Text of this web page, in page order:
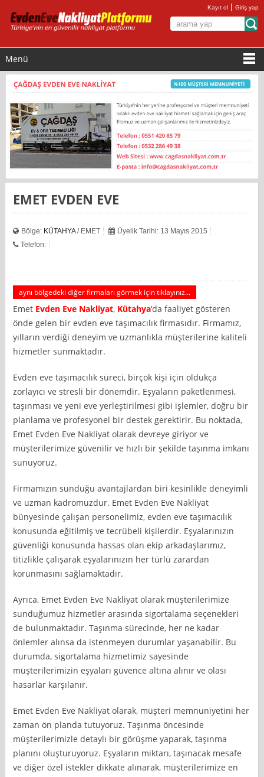
Kayıt ol |Giriş yap
Menü
EMET EVDEN EVE
Bölge: KÜTAHYA/ EMET
Üyelik Tarihi: 13 Mayıs 2015
Telefon:
aynı bölgedeki diğer firmaları görmek için tıklayınız...
Emet Evden Eve Nakliyat, Kütahya‘da faaliyet gösteren
önde gelen bir evden eve taşımacılık firmasıdır. Firmamız,
yılların verdiği deneyim ve uzmanlıkla müşterilerine kaliteli
hizmetler sunmaktadır.
Evden eve taşımacılık süreci, birçok kişi için oldukça
zorlayıcı ve stresli bir dönemdir. Eşyaların paketlenmesi,
taşınması ve yeni eve yerleştirilmesi gibi işlemler, doğru bir
planlama ve profesyonel bir destek gerektirir. Bu noktada,
Emet Evden Eve Nakliyat olarak devreye giriyor ve
müşterilerimize güvenilir ve hızlı bir şekilde taşınma imkanı
sunuyoruz.
Firmamızın sunduğu avantajlardan biri kesinlikle deneyimli
ve uzman kadromuzdur. Emet Evden Eve Nakliyat
bünyesinde çalışan personelimiz, evden eve taşımacılık
konusunda eğitilmiş ve tecrübeli kişilerdir. Eşyalarınızın
güvenliği konusunda hassas olan ekip arkadaşlarımız,
titizlikle çalışarak eşyalarınızın her türlü zarardan
korunmasını sağlamaktadır.
Ayrıca, Emet Evden Eve Nakliyat olarak müşterilerimize
sunduğumuz hizmetler arasında sigortalama seçenekleri
de bulunmaktadır. Taşınma sürecinde, her ne kadar
önlemler alınsa da istenmeyen durumlar yaşanabilir. Bu
durumda, sigortalama hizmetimiz sayesinde
müşterilerimizin eşyaları güvence altına alınır ve olası
hasarlar karşılanır.
Emet Evden Eve Nakliyat olarak, müşteri memnuniyetini her
zaman ön planda tutuyoruz. Taşınma öncesinde
müşterilerimizle detaylı bir görüşme yaparak, taşınma
planını oluşturuyoruz. Eşyaların miktarı, taşınacak mesafe
ve diğer özel istekler dikkate alınarak, müşterilerimize en